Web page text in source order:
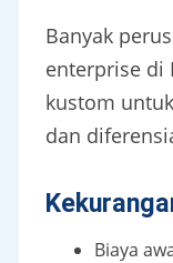
Banyak
enterprise di
kustom
dan
Biaya